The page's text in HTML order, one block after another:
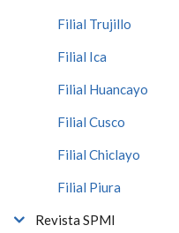
Filial Trujillo
Filial Ica
Filial Huancayo
Filial Cusco
Filial Chiclayo
Filial Piura
Revista SPMI